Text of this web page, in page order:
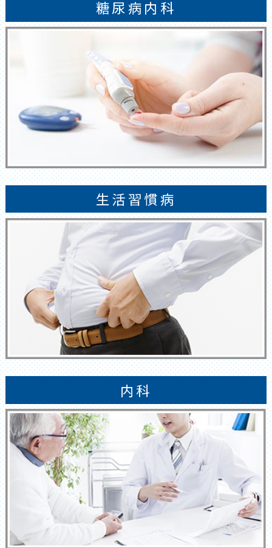
電話連絡をお願い申し上げます。電話に
て、午前もしくは午後の指定させていた
だく時間に来院していただくようお伝え
します。感染防止のため、ご協力をどうぞ
よろしくお願い申し上げます。
院長便り
院長便りとして、皆様の健康に役立つ情報
などを順次掲載させていただきます。
1回目は、巣鴨のタウン誌（すがも）よ
りご依頼がありました、新型コロナウィ
ルスについて書いた文章をご紹介したい
と思います。6月号に掲載されますので、
皆様、巣鴨に来られた際には、是非、手
にとっていただければと思います。
新規受診希望の方へ
新規受診の患者様専用のオンライン受付
を開始しました。電話で予約を取ってい
ただいても構いません。どうぞよろしくお
願い申し上げます。
ホームページ公開のお知らせ
当サイトはただ今制作中です。順次、情報
を公開してまいりますので、今しばらくお
待ちください。何卒よろしくお願い申し
上げます。
糖尿病内科
生活習慣病
内科